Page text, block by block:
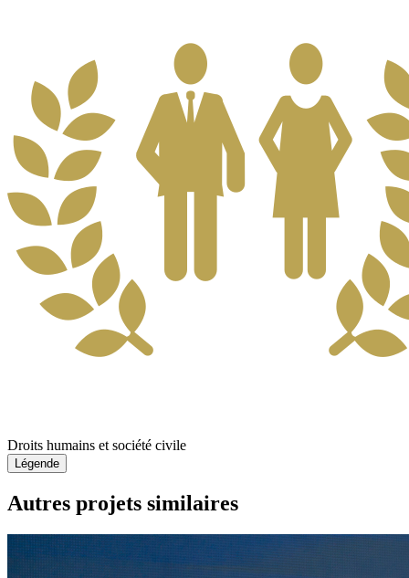
Droits humains et société civile
Légende
Autres projets similaires